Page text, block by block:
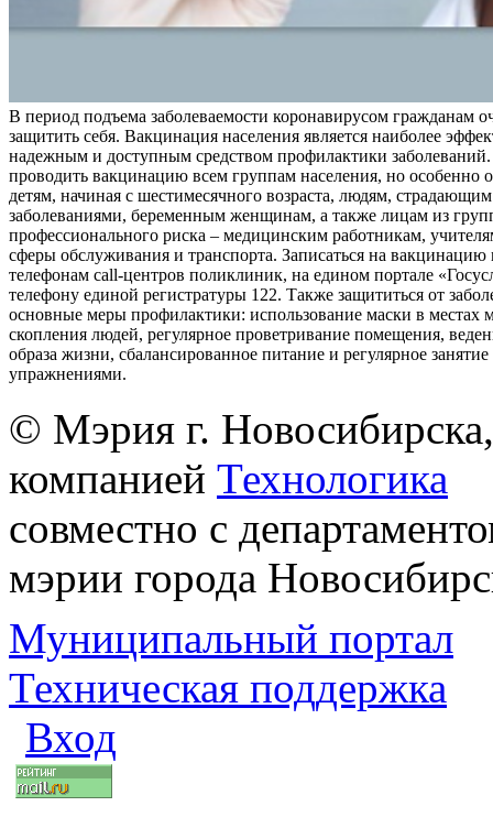
В период подъема заболеваемости коронавирусом гражданам
защитить себя. Вакцинация населения является наиболее
надежным и доступным средством профилактики заболеваний.
проводить вакцинацию всем группам населения, но особенно
детям, начиная с шестимесячного возраста, людям,
заболеваниями, беременным женщинам, а также лицам из
профессионального риска – медицинским работникам,
сферы обслуживания и транспорта. Записаться на
телефонам call-центров поликлиник, на едином портале
телефону единой регистратуры 122. Также защититься от
основные меры профилактики: использование маски в местах
скопления людей, регулярное проветривание помещения,
образа жизни, сбалансированное питание и регулярное
упражнениями.
© Мэрия г.
компанией Технологика
совместно с
мэрии города
Муниципальный портал
Техническая поддержка
Вход